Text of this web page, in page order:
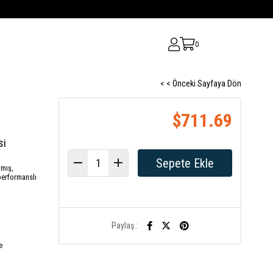
0
< < Önceki Sayfaya Dön
$711.69
Paylaş :